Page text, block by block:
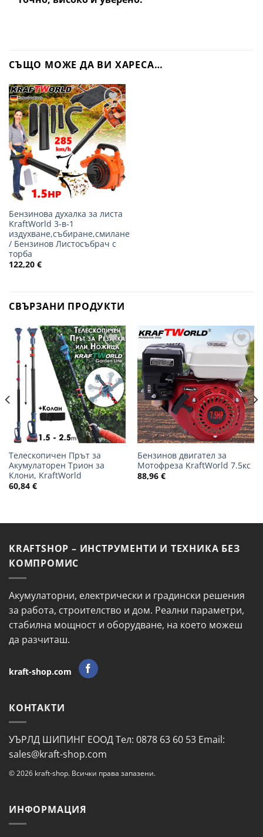
СЪЩО МОЖЕ ДА ВИ ХАРЕСА…
Добави
в
желани
Бензинова духалка за листа
KraftWorld 3-в-1
издухване,събиране,смилане
/ Бензинов Листосъбрач с
торба
122,20 €
СВЪРЗАНИ ПРОДУКТИ
Добави
в
желани
Телескопичен Прът за
Акумулаторен Трион за
Клони, KraftWorld
60,84 €
Добави
в
желани
Бензинов двигател за
Мотофреза KraftWorld 7.5кс
88,96 €
KRAFTSHOP – ИНСТРУМЕНТИ И ТЕХНИКА БЕЗ
КОМПРОМИС
Акумулаторни, електрически и градински решения
за работа, строителство и дом. Реални параметри,
стабилна мощност и оборудване, на което можеш
да разчиташ.
kraft-shop.com
КОНТАКТИ
УЪРЛД ШИПИНГ ЕООД Тел: 0878 63 60 53 Email:
sales@kraft-shop.com
© 2026 kraft-shop. Всички права запазени.
ИНФОРМАЦИЯ